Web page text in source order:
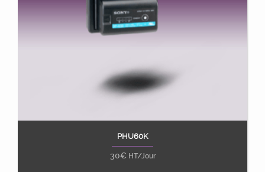
Ajouter au panier
PHU60K
30€ HT/Jour